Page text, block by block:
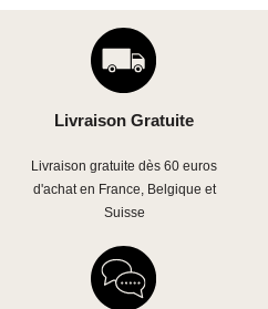
Livraison Gratuite
Livraison gratuite dès 60 euros
d'achat en France, Belgique et
Suisse